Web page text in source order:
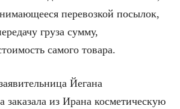
перевозкой посылок,
груза сумму,
самого товара.
Йегана
заказала из Ирана косметическую